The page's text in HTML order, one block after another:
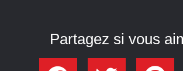
Partagez si vous